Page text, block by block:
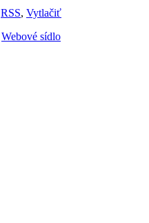
RSS, Vytlačiť
Webové sídlo